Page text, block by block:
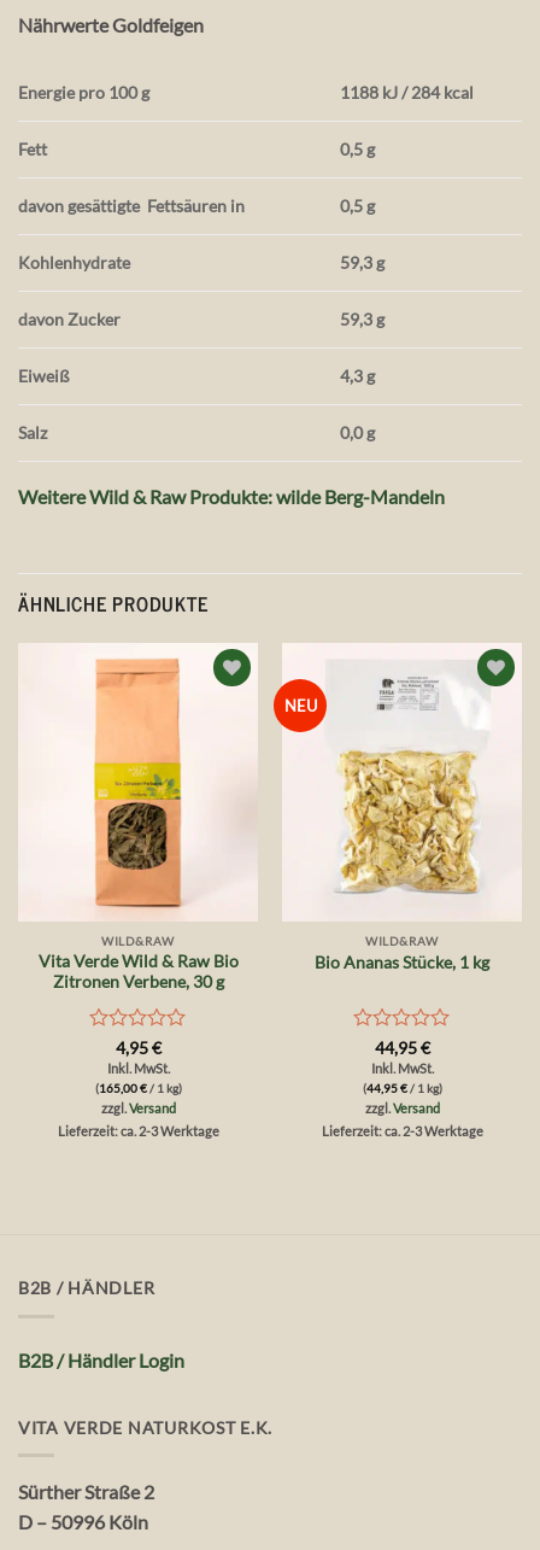
Nährwerte Goldfeigen
Energie pro 100 g 1188 kJ / 284 kcal
Fett 0,5 g
davon gesättigte Fettsäuren in 0,5 g
Kohlenhydrate 59,3 g
davon Zucker 59,3 g
Eiweiß 4,3 g
Salz 0,0 g
Weitere Wild & Raw Produkte: wilde Berg-Mandeln
ÄHNLICHE PRODUKTE
WILD&RAW
Vita Verde Wild & Raw Bio
Zitronen Verbene, 30 g
Bewertet
mit
0
von
4,95€
Inkl. MwSt.
(165,00€/ 1 kg)
zzgl.Versand
Lieferzeit: ca. 2-3 Werktage
NEU
WILD&RAW
Bio Ananas Stücke, 1 kg
Bewertet
mit
0
von
44,95€
Inkl. MwSt.
(44,95€/ 1 kg)
zzgl.Versand
Lieferzeit: ca. 2-3 Werktage
B2B / HÄNDLER
B2B / Händler Login
VITA VERDE NATURKOST E.K.
Sürther Straße 2
D – 50996 Köln